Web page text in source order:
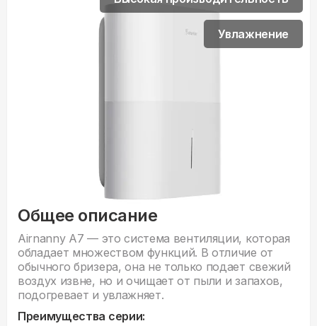
Общее описание
Airnanny A7 — это система вентиляции, которая
обладает множеством функций. В отличие от
обычного бризера, она не только подает свежий
воздух извне, но и очищает от пыли и запахов,
подогревает и увлажняет.
Преимущества серии:
Увлажнение